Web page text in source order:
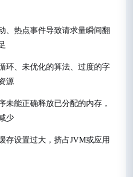
、热点事件导致请求量瞬间翻
环、未优化的算法、过度的字
源
未能正确释放已分配的内存，
少
存设置过大，挤占JVM或应用